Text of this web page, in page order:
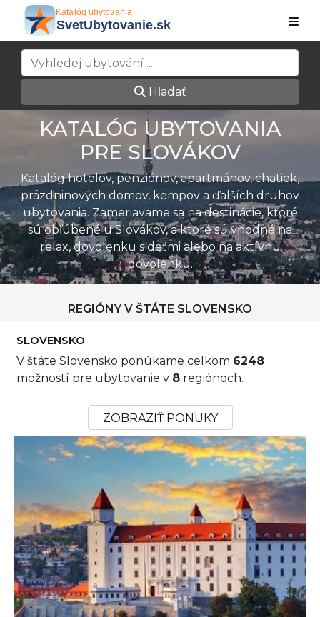
Hľadať
KATALÓG UBYTOVANIA
PRE SLOVÁKOV
Katalóg hotelov, penziónov, apartmánov, chatiek,
prázdninových domov, kempov a ďalších druhov
ubytovania. Zameriavame sa na destinácie, ktoré
sú obľúbené u Slovákov, a ktoré sú vhodné na
relax, dovolenku s deťmi alebo na aktívnu
dovolenku.
REGIÓNY V ŠTÁTE SLOVENSKO
SLOVENSKO
V štáte Slovensko ponúkame celkom 6248
možností pre ubytovanie v 8 regiónoch.
ZOBRAZIŤ PONUKY